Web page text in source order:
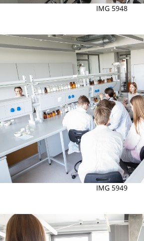
IMG 5948
IMG 5949